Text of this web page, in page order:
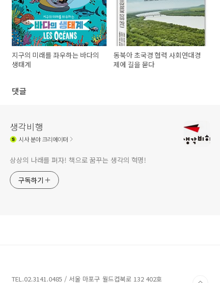
지구의 미래를 좌우하는 바다의
생태계
동북아 초국경 협력 사회연대경
제에 길을 묻다
댓글
생각비행
시사분야 크리에이터
상상의 나래를 펴자! 책으로 꿈꾸는 생각의 혁명!
구독하기
TEL.02.3141.0485 / 서울 마포구 월드컵북로 132 402호